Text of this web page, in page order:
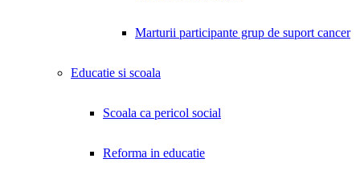
Marturii participante grup de suport cancer
Educatie si scoala
Scoala ca pericol social
Reforma in educatie